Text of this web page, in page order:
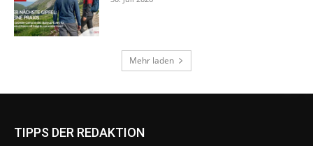
TIPPS DER REDAKTION